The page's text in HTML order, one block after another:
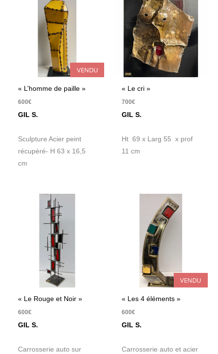
VENDU
« L’homme de paille »
600€
GIL S.
Sculpture Acier peint
récupéré- H 63 x 16,5
cm
« Le cri »
700€
GIL S.
Ht 69 x Larg 55 x prof
11 cm
« Le Rouge et Noir »
600€
GIL S.
Carrosserie auto sur
VENDU
« Les 4 éléments »
600€
GIL S.
Carrosserie auto et acier